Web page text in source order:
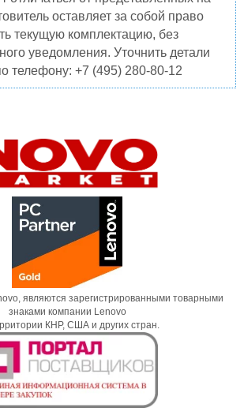
оставляет за собой право
текущую комплектацию, без
уведомления. Уточнить детали
телефону: +7 (495) 280-80-12
являются зарегистрированными товарными
знаками компании Lenovo
КНР, США и других стран.